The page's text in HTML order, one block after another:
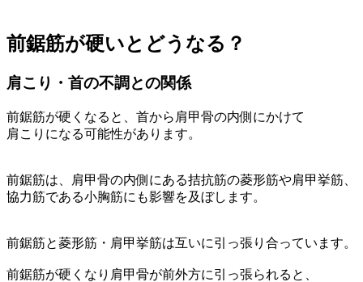
前鋸筋が硬いとどうなる？
肩こり・首の不調との関係
前鋸筋が硬くなると、首から肩甲骨の内側にかけて
肩こりになる可能性があります。
前鋸筋は、肩甲骨の内側にある拮抗筋の菱形筋や肩甲挙筋、
協力筋である小胸筋にも影響を及ぼします。
前鋸筋と菱形筋・肩甲挙筋は互いに引っ張り合っています。
前鋸筋が硬くなり肩甲骨が前外方に引っ張られると、